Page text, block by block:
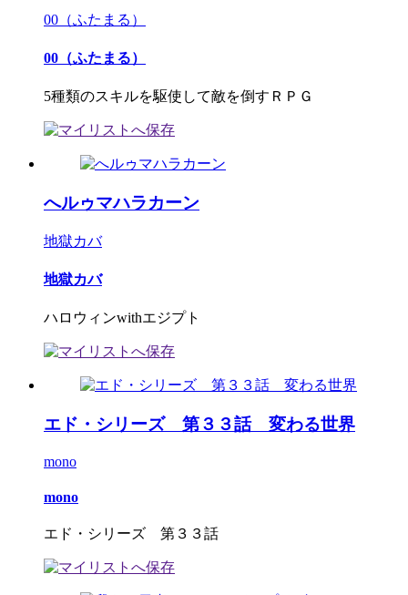
00（ふたまる）
00（ふたまる）
5種類のスキルを駆使して敵を倒すＲＰＧ
へルゥマハラカーン
地獄カバ
地獄カバ
ハロウィンwithエジプト
エド・シリーズ 第３３話 変わる世界
mono
mono
エド・シリーズ 第３３話